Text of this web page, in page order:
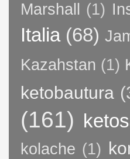
Marshall
(1)
Italia (68)
Kazahstan (1)
ketobautura
(161)
kolache (1)